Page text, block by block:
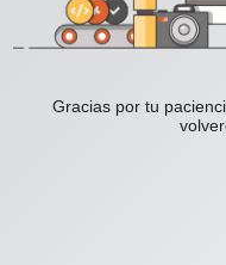
Gracias por tu